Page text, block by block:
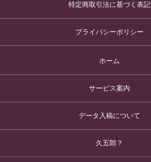
特定商取引法に基づく表記
プライバシーポリシー
ホーム
サービス案内
データ入稿について
久五郎？